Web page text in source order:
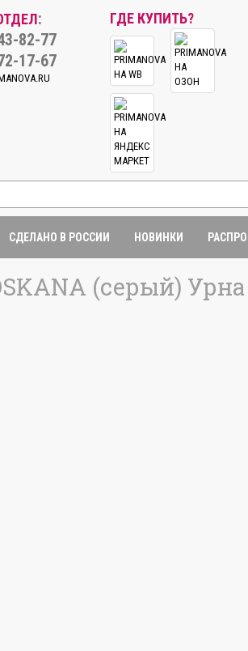
:
82-77
17-67
ГДЕ КУПИТЬ?
СДЕЛАНО В РОССИИ НОВИНКИ
(серый)